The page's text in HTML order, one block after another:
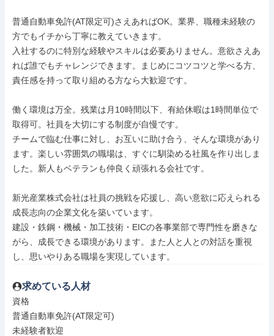
普通自動車免許(AT限定可)さえあればOK。業界、職種未経験の
方でもイチから丁寧に教えていきます。
入社するのに特別な経験やスキルは必要ありません。意欲さえあ
れば誰でもチャレンジできます。まじめにコツコツと学べる方、
責任感を持って取り組める方なら大歓迎です。
働く環境は万全。残業は月10時間以下、有給休暇は1時間単位で
取得可。社員を大切にする制度が自慢です。
チームで臨む仕事に対し、お互いに助け合う、そんな環境があり
ます。楽しい雰囲気の職場は、すぐに馴染める社風を作り出しま
した。新人もベテランも仲良く頑張れる会社です。
新光産業株式会社は社員の挑戦を応援し、高い意欲に応えられる
成長志向の企業文化を築いています。
建設・鉄鋼・機械・加工技術・EICの各事業部で専門性を磨きな
がら、成長できる環境があります。また人と人との対話を重視
し、思いやりある職場を実現しています。
求めている人材
資格
普通自動車免許(AT限定可)
未経験者歓迎